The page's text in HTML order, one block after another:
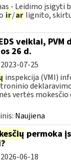
- Leidimo įsigyti
ir/ar lignito,
veiklai, PVM
26 d.
2023-07-25
inspekcija (VMI)
vertės mokesčio
Naujiena
permoka
2026-06-18